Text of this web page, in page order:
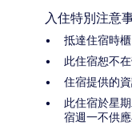
入住特別注意
抵達住宿時
此住宿恕不
住宿提供的
此住宿於星
宿週一不供應